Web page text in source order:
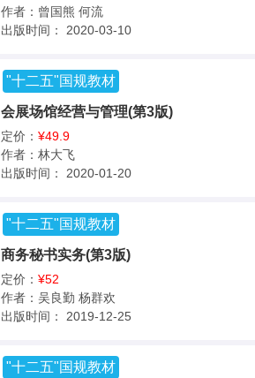
作者： 曾国熊 何流
出版时间：
2020-03-10
"十二五"国规教材
会展场馆经营与管理(第3版)
定价： ¥49.9
作者： 林大飞
出版时间：
2020-01-20
"十二五"国规教材
商务秘书实务(第3版)
定价： ¥52
作者： 吴良勤 杨群欢
出版时间：
2019-12-25
"十二五"国规教材